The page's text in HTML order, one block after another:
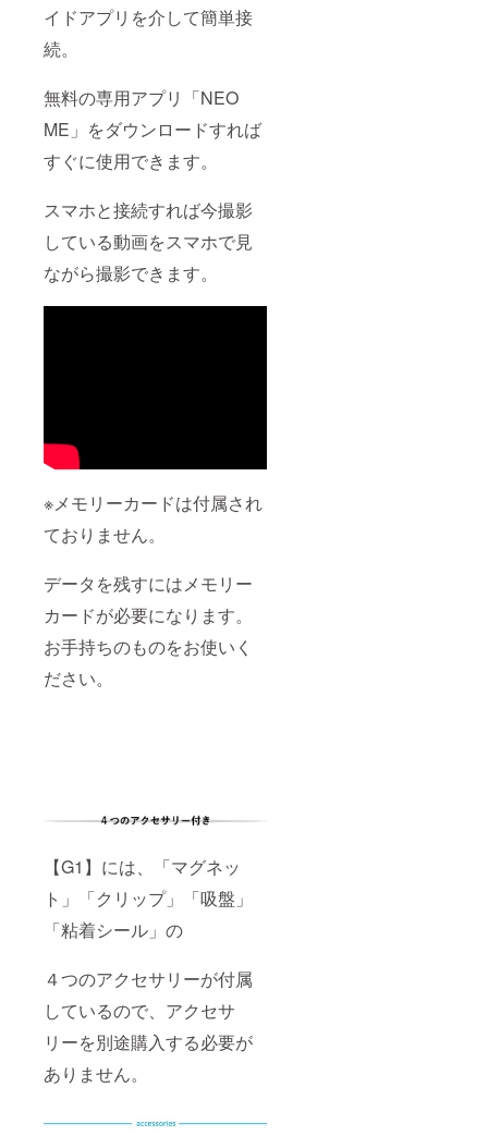
イドアプリを介して簡単接
続。
無料の専用アプリ「NEO
ME」をダウンロードすれば
すぐに使用できます。
スマホと接続すれば今撮影
している動画をスマホで見
ながら撮影できます。
※メモリーカードは付属され
ておりません。
データを残すにはメモリー
カードが必要になります。
お手持ちのものをお使いく
ださい。
【G1】には、「マグネッ
ト」「クリップ」「吸盤」
「粘着シール」の
４つのアクセサリーが付属
しているので、アクセサ
リーを別途購入する必要が
ありません。